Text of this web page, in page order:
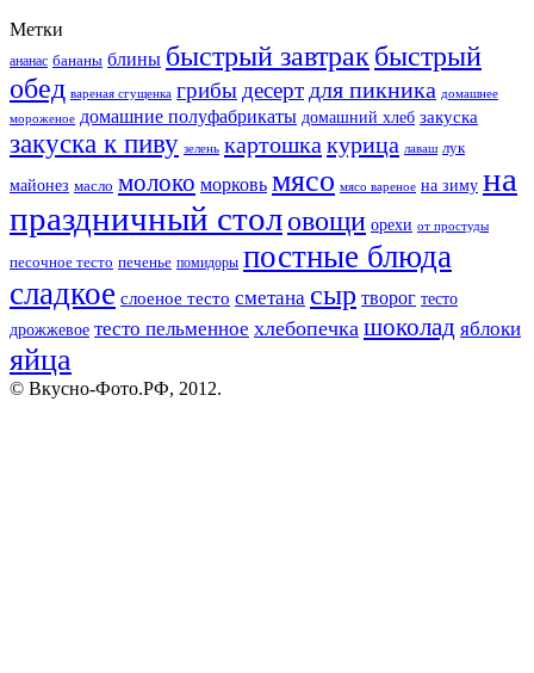
Метки
ананас бананы блины быстрый завтрак быстрый
обед вареная сгущенка грибы десерт для пикника домашнее
мороженое домашние полуфабрикаты домашний хлеб закуска
закуска к пиву зелень картошка курица лаваш лук
майонез масло молоко морковь мясо мясо вареное на зиму на
праздничный столовощи орехи от простуды
песочное тесто печенье помидоры постные блюда
сладкое слоеное тесто сметана сыр творог тесто
дрожжевое тесто пельменное хлебопечка шоколад яблоки
яйца
© Вкусно-Фото.РФ, 2012.